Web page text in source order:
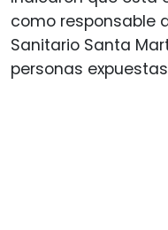
como responsable
Sanitario Santa
personas